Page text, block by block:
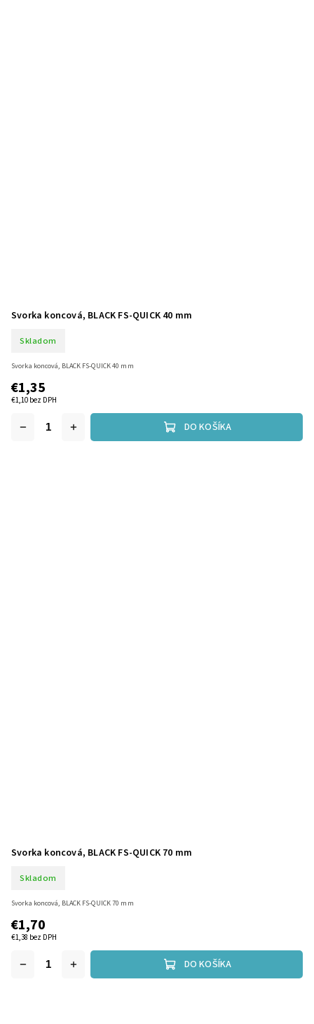
Svorka koncová, BLACK FS-QUICK 40 mm
Skladom
€1,10 bez DPH
€1,35
DO KOŠÍKA
Svorka koncová, BLACK FS-QUICK 40 mm
Svorka koncová, BLACK FS-QUICK 70 mm
Skladom
€1,38 bez DPH
€1,70
DO KOŠÍKA
Svorka koncová, BLACK FS-QUICK 70 mm